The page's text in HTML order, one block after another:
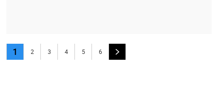
1 2 3 4 5 6